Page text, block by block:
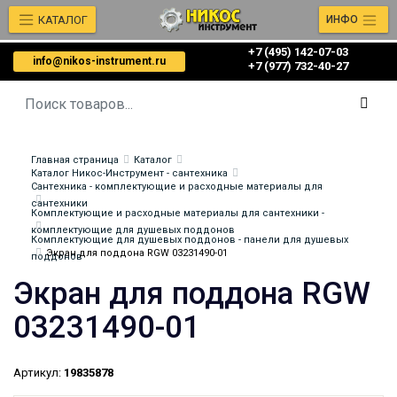
info@nikos-instrument.ru
+7 (495) 142-07-03
‎‎+7 (977) 732-40-27
КАТАЛОГ ИНФО
Главная страница
Каталог
Каталог Никос-Инструмент - сантехника
Сантехника - комплектующие и расходные материалы для
сантехники
Комплектующие и расходные материалы для сантехники -
комплектующие для душевых поддонов
Комплектующие для душевых поддонов - панели для душевых
поддонов
Экран для поддона RGW 03231490-01
Экран для поддона RGW
03231490-01
Артикул: 19835878